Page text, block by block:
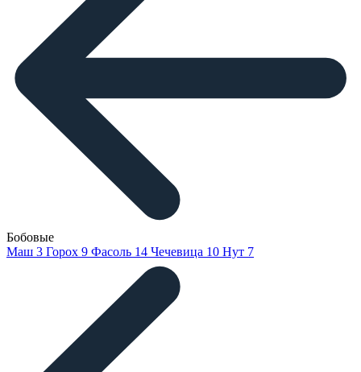
Бобовые
Маш 3 Горох 9 Фасоль 14 Чечевица 10 Нут 7